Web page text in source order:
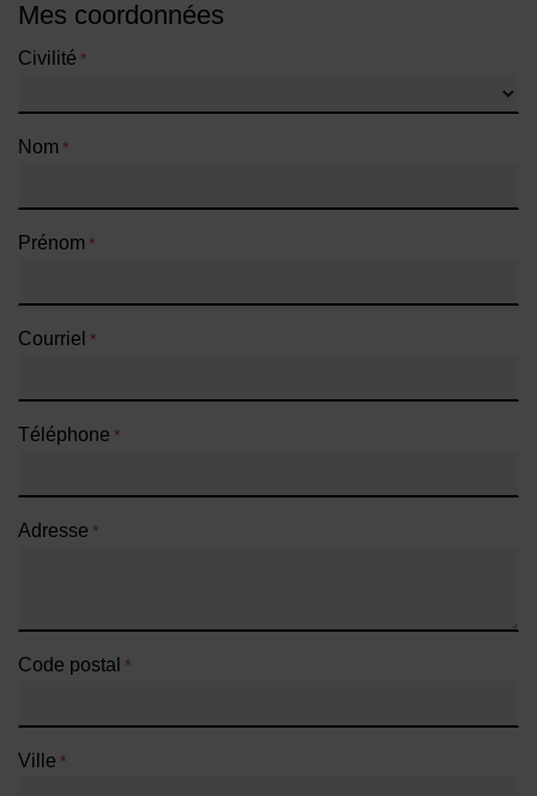
Mes coordonnées
Civilité *
Nom *
Prénom *
Courriel *
Téléphone *
Adresse *
Code postal *
Ville *